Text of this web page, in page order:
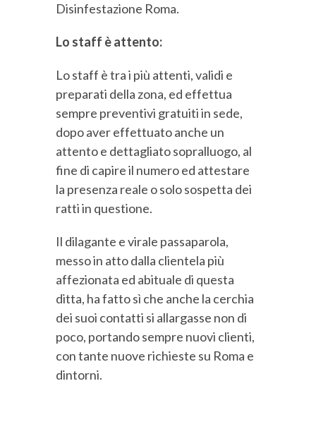
Disinfestazione Roma.
Lo staff è attento:
Lo staff è tra i più attenti, validi e
preparati della zona, ed effettua
sempre preventivi gratuiti in sede,
dopo aver effettuato anche un
attento e dettagliato sopralluogo, al
fine di capire il numero ed attestare
la presenza reale o solo sospetta dei
ratti in questione.
Il dilagante e virale passaparola,
messo in atto dalla clientela più
affezionata ed abituale di questa
ditta, ha fatto sì che anche la cerchia
dei suoi contatti si allargasse non di
poco, portando sempre nuovi clienti,
con tante nuove richieste su Roma e
dintorni.